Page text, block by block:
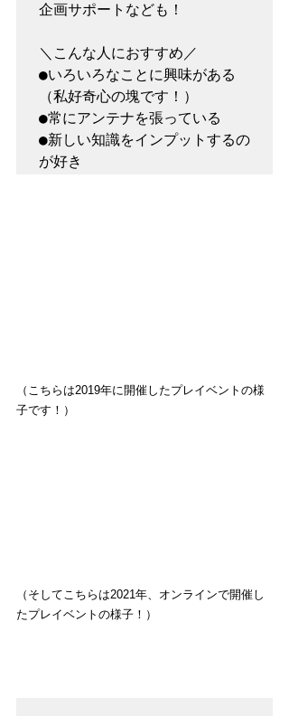
企画サポートなども！
＼こんな人におすすめ／
●いろいろなことに興味がある
（私好奇心の塊です！）
●常にアンテナを張っている
●新しい知識をインプットするの
（こちらは2019年に開催したプレイベントの様
子です！）
（そしてこちらは2021年、オンラインで開催し
たプレイベントの様子！）